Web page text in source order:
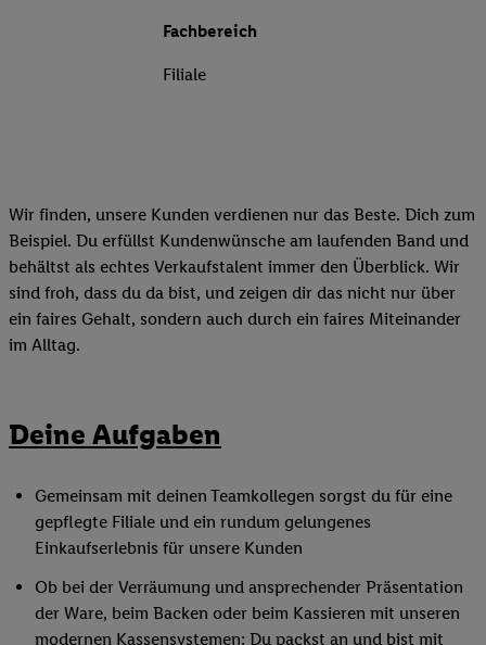
Fachbereich
Filiale
Wir finden, unsere Kunden verdienen nur das Beste. Dich zum
Beispiel. Du erfüllst Kundenwünsche am laufenden Band und
behältst als echtes Verkaufstalent immer den Überblick. Wir
sind froh, dass du da bist, und zeigen dir das nicht nur über
ein faires Gehalt, sondern auch durch ein faires Miteinander
im Alltag.
Deine Aufgaben
Gemeinsam mit deinen Teamkollegen sorgst du für eine
gepflegte Filiale und ein rundum gelungenes
Einkaufserlebnis für unsere Kunden
Ob bei der Verräumung und ansprechender Präsentation
der Ware, beim Backen oder beim Kassieren mit unseren
modernen Kassensystemen: Du packst an und bist mit